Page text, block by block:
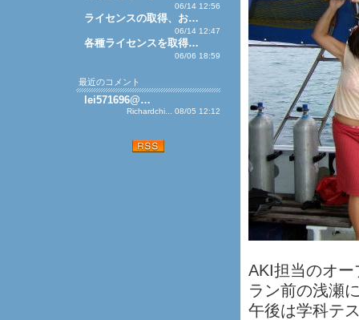
AKI担当のオ
ラン前の浅瀬
午後は学科テ
06/14 12:56
ライセンスの取得、お…
06/14 12:47
各種ライセンスを取得…
06/06 18:59
最近のコメント
lei571696@…
Richardchi... 08/05 12:12